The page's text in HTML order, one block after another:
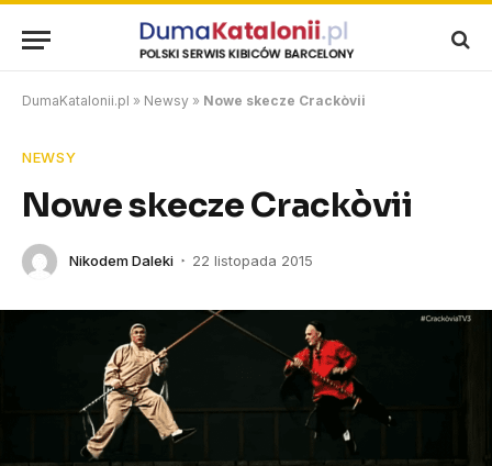
DumaKatalonii.pl » Newsy » Nowe skecze Crackòvii
NEWSY
Nowe skecze Crackòvii
Nikodem Daleki 22 listopada 2015